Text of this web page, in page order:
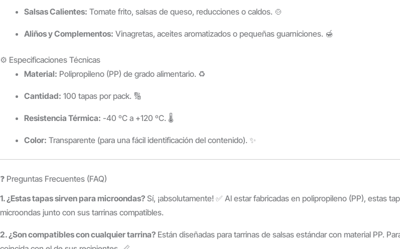
Salsas Calientes: Tomate frito, salsas de queso, reducciones o caldos. 🍲
Aliños y Complementos: Vinagretas, aceites aromatizados o pequeñas guarniciones. 🍯
⚙️ Especificaciones Técnicas
Material: Polipropileno (PP) de grado alimentario. ♻️
Cantidad: 100 tapas por pack. 🔢
Resistencia Térmica: -40 ºC a +120 ºC. 🌡️
Color: Transparente (para una fácil identificación del contenido). ✨
❓ Preguntas Frecuentes (FAQ)
1. ¿Estas tapas sirven para microondas? Sí, ¡absolutamente! ✅ Al estar fabricadas en polipropileno (PP), estas
microondas junto con sus tarrinas compatibles.
2. ¿Son compatibles con cualquier tarrina? Están diseñadas para tarrinas de salsas estándar con material PP.